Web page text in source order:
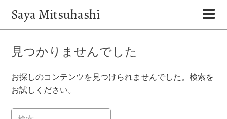
Saya Mitsuhashi
見つかりませんでした
お探しのコンテンツを見つけられませんでした。検索を
お試しください。